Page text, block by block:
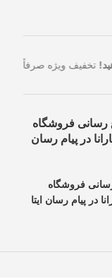
فرصت طلایی را از دست
رسانی فروشگاه
در پیام رسان
فروشگاه
در پیام رسان ایتا